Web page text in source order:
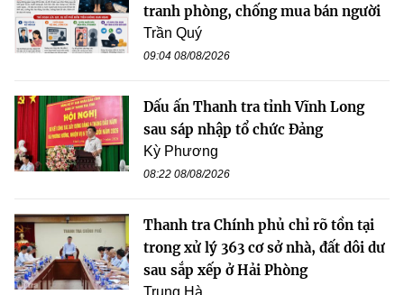
tranh phòng, chống mua bán người
Trần Quý
09:04 08/08/2026
Dấu ấn Thanh tra tỉnh Vĩnh Long
sau sáp nhập tổ chức Đảng
Kỳ Phương
08:22 08/08/2026
Thanh tra Chính phủ chỉ rõ tồn tại
trong xử lý 363 cơ sở nhà, đất dôi dư
sau sắp xếp ở Hải Phòng
Trung Hà